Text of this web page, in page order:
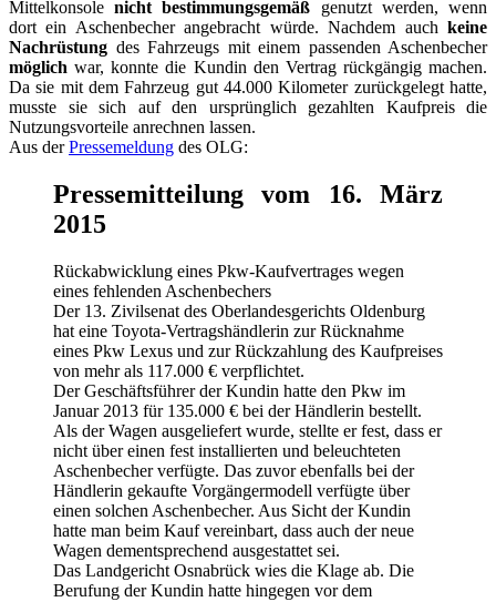
Mittelkonsolenicht bestimmungsgemäß genutzt werden, wenn
dort ein Aschenbecher angebracht würde. Nachdem auch keine
Nachrüstung des Fahrzeugs mit einem passenden Aschenbecher
möglich war, konnte die Kundin den Vertrag rückgängig machen.
Da sie mit dem Fahrzeug gut 44.000 Kilometer zurückgelegt hatte,
musste sie sich auf den ursprünglich gezahlten Kaufpreis die
Nutzungsvorteile anrechnen lassen.
Aus derPressemeldung des OLG:
Pressemitteilung vom 16. März
2015
Rückabwicklung eines Pkw-Kaufvertrages wegen
eines fehlenden Aschenbechers
Der 13. Zivilsenat des Oberlandesgerichts Oldenburg
hat eine Toyota-Vertragshändlerin zur Rücknahme
eines Pkw Lexus und zur Rückzahlung des Kaufpreises
von mehr als 117.000 € verpflichtet.
Der Geschäftsführer der Kundin hatte den Pkw im
Januar 2013 für 135.000 € bei der Händlerin bestellt.
Als der Wagen ausgeliefert wurde, stellte er fest, dass er
nicht über einen fest installierten und beleuchteten
Aschenbecher verfügte. Das zuvor ebenfalls bei der
Händlerin gekaufte Vorgängermodell verfügte über
einen solchen Aschenbecher. Aus Sicht der Kundin
hatte man beim Kauf vereinbart, dass auch der neue
Wagen dementsprechend ausgestattet sei.
Das Landgericht Osnabrück wies die Klage ab. Die
Berufung der Kundin hatte hingegen vor dem